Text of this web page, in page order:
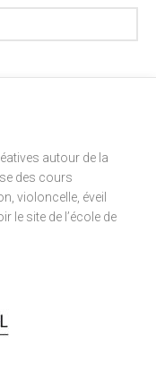
autour de la
des cours
violoncelle, éveil
le site de l’école de